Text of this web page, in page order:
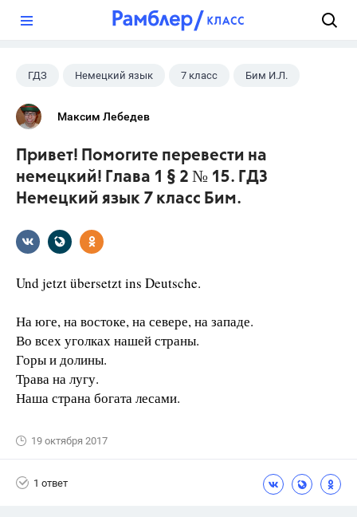
ГДЗ Немецкий язык 7 класс Бим И.Л.
Максим Лебедев
Привет! Помогите перевести на
немецкий! Глава 1 § 2 № 15. ГДЗ
Немецкий язык 7 класс Бим.
Und jetzt übersetzt ins Deutsche.
На юге, на востоке, на севере, на западе.
Во всех уголках нашей страны.
Горы и долины.
Трава на лугу.
Наша страна богата лесами.
19 октября 2017
1 ответ